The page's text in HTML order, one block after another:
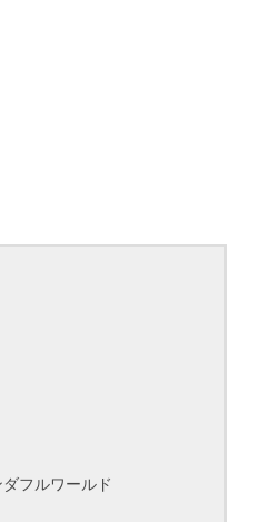
フルワールド